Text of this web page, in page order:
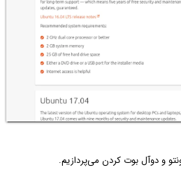
و دوآل بوت کردن می‌پردازیم.